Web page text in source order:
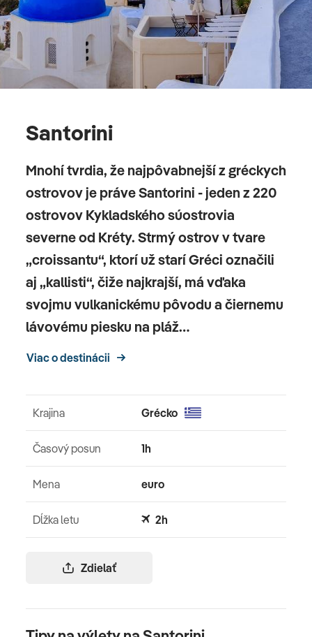
Santorini
Mnohí tvrdia, že najpôvabnejší z gréckych
ostrovov je práve Santorini - jeden z 220
ostrovov Kykladského súostrovia
severne od Kréty. Strmý ostrov v tvare
„croissantu“, ktorí už starí Gréci označili
aj „kallisti“, čiže najkrajší, má vďaka
svojmu vulkanickému pôvodu a čiernemu
lávovému piesku na pláž…
Viac o destinácii
Zdielať
Krajina Grécko
Časový posun 1h
Mena euro
Dĺžka letu 2h